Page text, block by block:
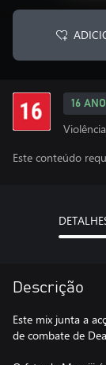
16
Este conteúdo
Descrição
Este mix junta a
de combate de